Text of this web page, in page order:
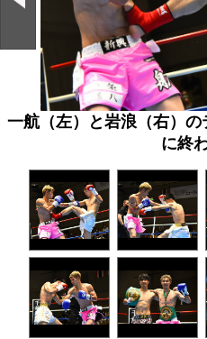
一航（左）と岩浪（右）
に終